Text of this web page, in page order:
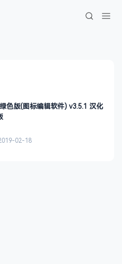
色版(图标编辑软件) v3.5.1 汉化
02-18